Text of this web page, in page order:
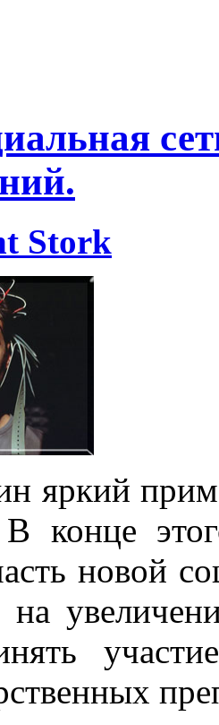
Stork
яркий
конце
новой
на